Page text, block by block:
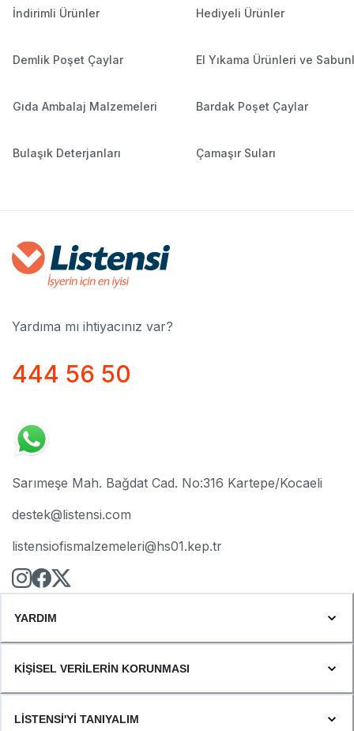
İndirimli Ürünler Hediyeli Ürünler
Demlik Poşet Çaylar El Yıkama Ürünleri ve
Gıda Ambalaj Malzemeleri Bardak Poşet Çaylar
Bulaşık Deterjanları Çamaşır Suları
Yardıma mı ihtiyacınız var?
444 56 50
Sarımeşe Mah. Bağdat Cad. No:316 Kartepe/Kocaeli
destek@listensi.com
listensiofismalzemeleri@hs01.kep.tr
YARDIM
KİŞİSEL VERİLERİN KORUNMASI
LİSTENSİ'Yİ TANIYALIM